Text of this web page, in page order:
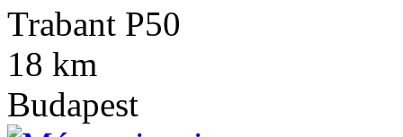
Trabant P50
18 km
Budapest